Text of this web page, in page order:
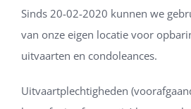
Sinds 20-02-2020 kunnen we
van onze eigen locatie voor
uitvaarten en condoleances.
Uitvaartplechtigheden